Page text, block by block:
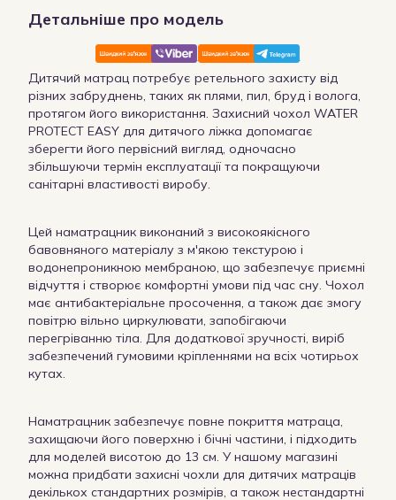
Детальніше про модель
Дитячий матрац потребує ретельного захисту від
різних забруднень, таких як плями, пил, бруд і волога,
протягом його використання. Захисний чохол WATER
PROTECT EASY для дитячого ліжка допомагає
зберегти його первісний вигляд, одночасно
збільшуючи термін експлуатації та покращуючи
санітарні властивості виробу.
Цей наматрацник виконаний з високоякісного
бавовняного матеріалу з м'якою текстурою і
водонепроникною мембраною, що забезпечує приємні
відчуття і створює комфортні умови під час сну. Чохол
має антибактеріальне просочення, а також дає змогу
повітрю вільно циркулювати, запобігаючи
перегріванню тіла. Для додаткової зручності, виріб
забезпечений гумовими кріпленнями на всіх чотирьох
кутах.
Наматрацник забезпечує повне покриття матраца,
захищаючи його поверхню і бічні частини, і підходить
для моделей висотою до 13 см. У нашому магазині
можна придбати захисні чохли для дитячих матраців
декількох стандартних розмірів, а також нестандартні